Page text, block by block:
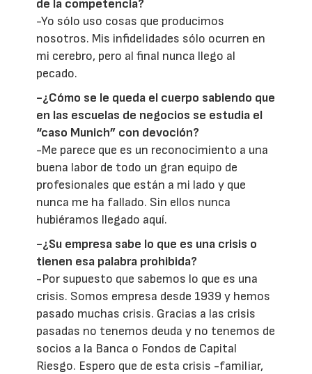
de la competencia?
-Yo sólo uso cosas que producimos
nosotros. Mis infidelidades sólo ocurren en
mi cerebro, pero al final nunca llego al
pecado.
-¿Cómo se le queda el cuerpo sabiendo que
en las escuelas de negocios se estudia el
“caso Munich” con devoción?
-Me parece que es un reconocimiento a una
buena labor de todo un gran equipo de
profesionales que están a mi lado y que
nunca me ha fallado. Sin ellos nunca
hubiéramos llegado aquí.
-¿Su empresa sabe lo que es una crisis o
tienen esa palabra prohibida?
-Por supuesto que sabemos lo que es una
crisis. Somos empresa desde 1939 y hemos
pasado muchas crisis. Gracias a las crisis
pasadas no tenemos deuda y no tenemos de
socios a la Banca o Fondos de Capital
Riesgo. Espero que de esta crisis -familiar,